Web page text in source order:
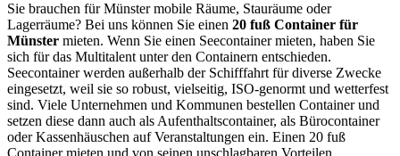
Sie brauchen für Münster mobile Räume, Stauräume oder
Lagerräume? Bei uns können Sie einen 20 fuß Container für
Münster mieten. Wenn Sie einen Seecontainer mieten, haben Sie
sich für das Multitalent unter den Containern entschieden.
Seecontainer werden außerhalb der Schifffahrt für diverse Zwecke
eingesetzt, weil sie so robust, vielseitig, ISO-genormt und wetterfest
sind. Viele Unternehmen und Kommunen bestellen Container und
setzen diese dann auch als Aufenthaltscontainer, als Bürocontainer
oder Kassenhäuschen auf Veranstaltungen ein. Einen 20 fuß